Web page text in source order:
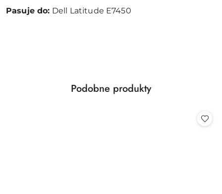
Pasuje do: Dell Latitude E7450
Pomiń karuzelę produktów
Produkty
Podobne produkty